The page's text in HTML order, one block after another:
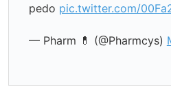
pedo pic.twitter.com/
— Pharm 💊 (@Pharmcys)